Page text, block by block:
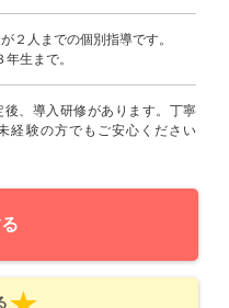
２人までの個別指導です。
生まで。
、導入研修があります。丁寧
経験の方でもご安心ください